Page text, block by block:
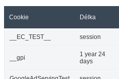
Cookie Délka
__EC_TEST__ session
__gpi
1 year 24
days